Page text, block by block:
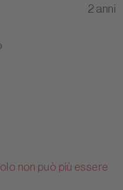
2 anni
non può più essere